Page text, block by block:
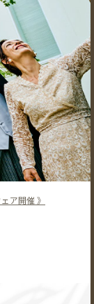
ア開催 》